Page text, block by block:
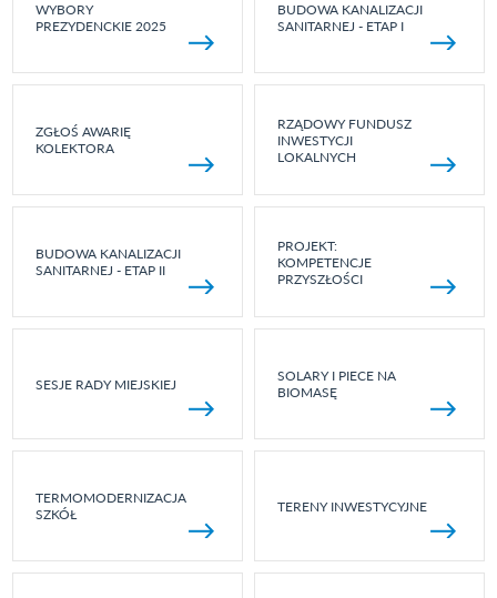
WYBORY
PREZYDENCKIE 2025
BUDOWA KANALIZACJI
SANITARNEJ - ETAP I
ZGŁOŚ AWARIĘ
KOLEKTORA
RZĄDOWY FUNDUSZ
INWESTYCJI
LOKALNYCH
BUDOWA KANALIZACJI
SANITARNEJ - ETAP II
PROJEKT:
KOMPETENCJE
PRZYSZŁOŚCI
SESJE RADY MIEJSKIEJ
SOLARY I PIECE NA
BIOMASĘ
TERMOMODERNIZACJA
SZKÓŁ
TERENY INWESTYCYJNE